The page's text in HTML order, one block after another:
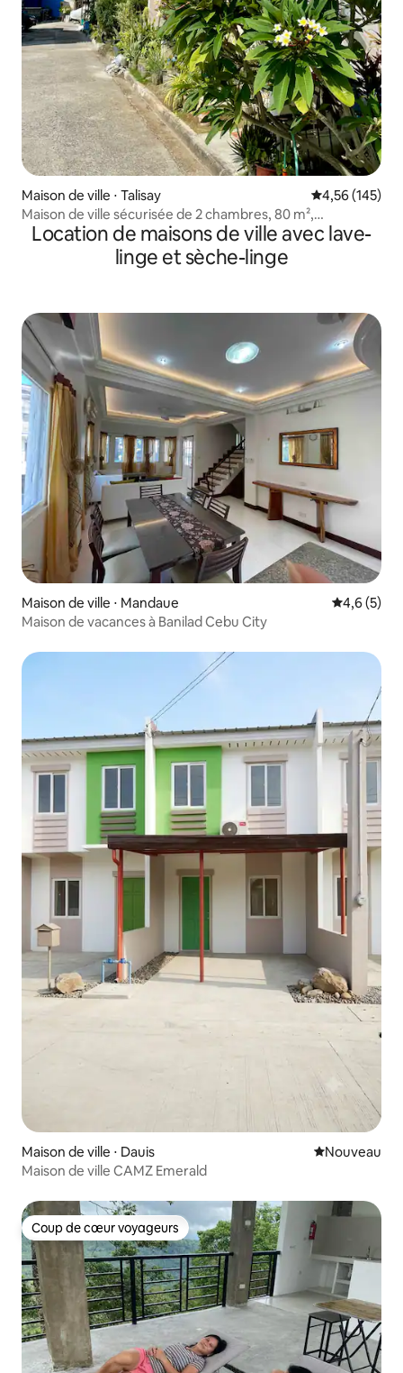
Maison de ville ⋅ Talisay Évaluation
4,56 (145)
Maison de ville sécurisée de 2 chambres, 80 m²,
WiFi/piscine/parking.
Location de maisons de ville avec lave-
linge et sèche-linge
Maison de ville ⋅ Mandaue Évaluation
4,6 (5)
Maison de vacances à Banilad Cebu City
Maison de ville ⋅ Dauis Nouvel
Nouveau
Maison de ville CAMZ Emerald
Coup de cœur voyageurs
Coup de cœur voyageurs